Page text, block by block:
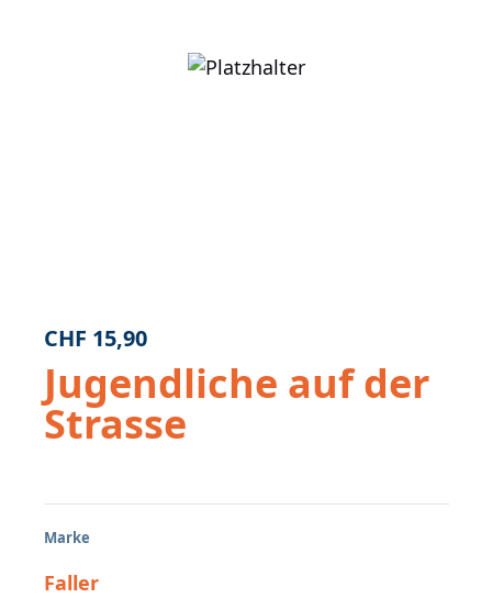
CHF 15,90
Jugendliche auf der
Strasse
Marke
Faller